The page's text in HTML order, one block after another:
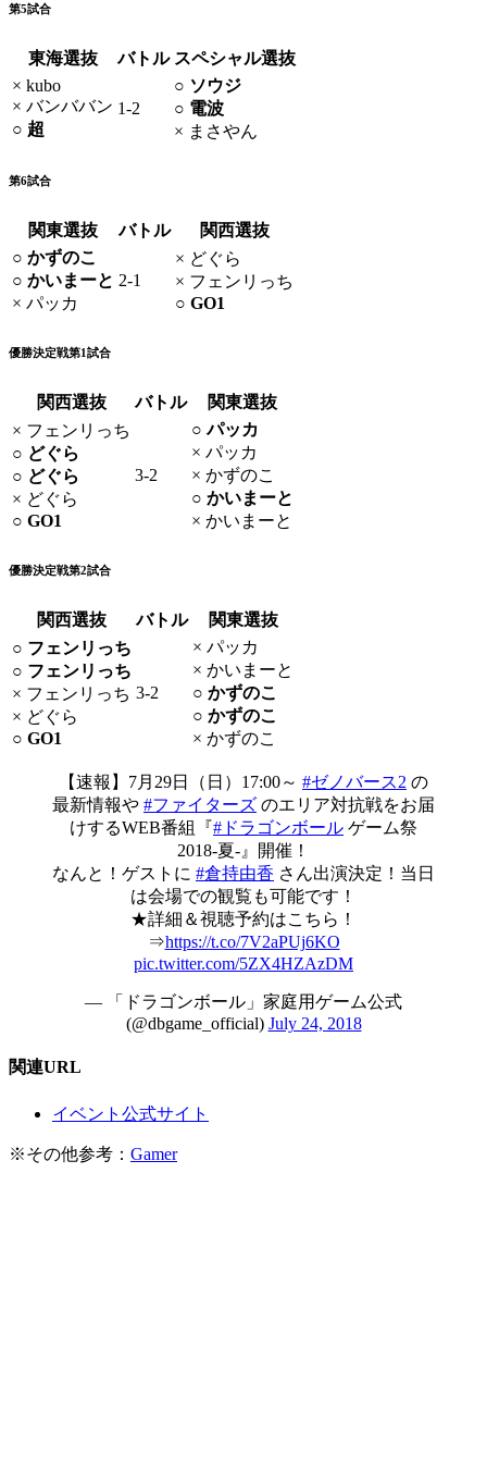
第5試合
東海選抜 バトル スペシャル選抜
× kubo
× バンババン
○ 超
1-2
○ ソウジ
○ 電波
× まさやん
第6試合
関東選抜 バトル
関西選抜
○ かずのこ
○ かいまーと
× パッカ
2-1
× どぐら
× フェンリっち
○ GO1
優勝決定戦第1試合
関西選抜 バトル
関東選抜
× フェンリっち
○ どぐら
○ どぐら
× どぐら
○ GO1
3-2
○ パッカ
× パッカ
× かずのこ
○ かいまーと
× かいまーと
優勝決定戦第2試合
関西選抜 バトル
関東選抜
○ フェンリっち
○ フェンリっち
× フェンリっち
× どぐら
○ GO1
3-2
× パッカ
× かいまーと
○ かずのこ
○ かずのこ
× かずのこ
【速報】7月29日（日）17:00～ #ゼノバース2 の
最新情報や #ファイターズ のエリア対抗戦をお届
けするWEB番組『#ドラゴンボール ゲーム祭
2018-夏-』開催！
なんと！ゲストに #倉持由香 さん出演決定！当日
は会場での観覧も可能です！
★詳細＆視聴予約はこちら！
⇒https://t.co/7V2aPUj6KO
pic.twitter.com/5ZX4HZAzDM
— 「ドラゴンボール」家庭用ゲーム公式
(@dbgame_official) July 24, 2018
関連URL
イベント公式サイト
※その他参考： Gamer